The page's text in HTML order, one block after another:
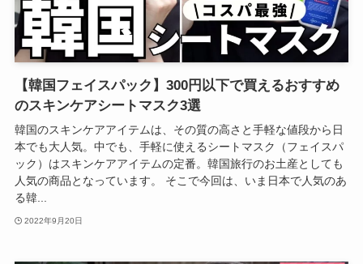
【韓国フェイスパック】300円以下で買えるおすすめ
のスキンケアシートマスク3選
韓国のスキンケアアイテムは、その質の高さと手軽な値段から日
本でも大人気。中でも、手軽に使えるシートマスク（フェイスパ
ック）はスキンケアアイテムの定番。韓国旅行のお土産としても
人気の商品となっています。 そこで今回は、いま日本で人気のあ
る韓...
2022年9月20日